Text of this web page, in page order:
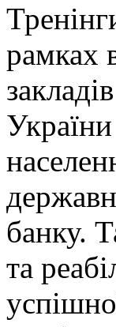
рамках
банку.
та